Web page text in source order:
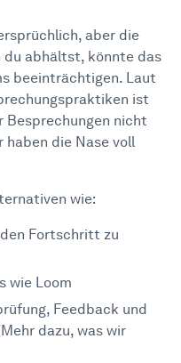
aber die
du abhältst, könnte das
beeinträchtigen. Laut
ist
Besprechungen nicht
die Nase voll
wie:
Fortschritt zu
wie Loom
Feedback und
dazu, was wir